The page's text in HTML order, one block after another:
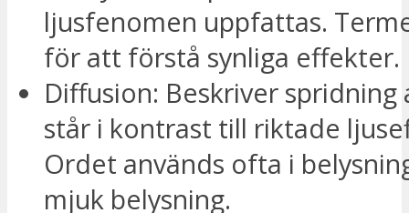
ljusfenomen uppfattas.
för att förstå synliga effekter.
Diffusion: Beskriver spridning
står i kontrast till riktade
Ordet används ofta i
mjuk belysning.